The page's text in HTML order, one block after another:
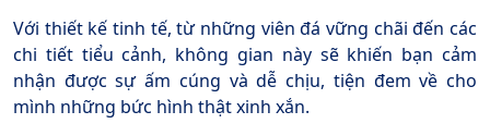
Với thiết kế tinh tế, từ những viên đá vững chãi đến các
chi tiết tiểu cảnh, không gian này sẽ khiến bạn cảm
nhận được sự ấm cúng và dễ chịu, tiện đem về cho
mình những bức hình thật xinh xắn.